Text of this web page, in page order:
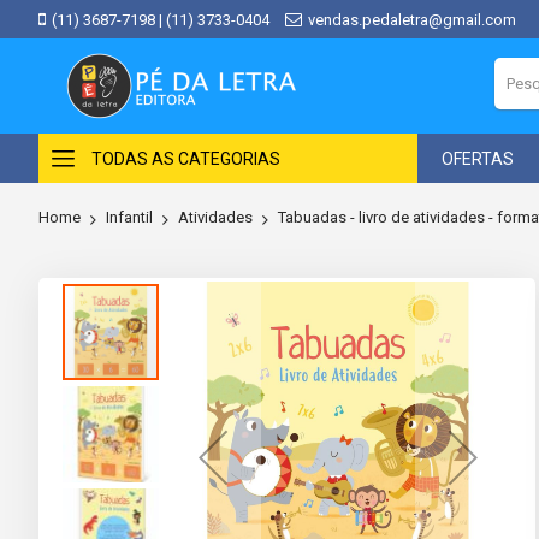
(11) 3687-7198 | (11) 3733-0404 vendas.pedaletra@gmail.com
TODAS AS CATEGORIAS OFERTAS
Home Infantil Atividades Tabuadas - livro de atividades -
Skip
the
end
the
images
gallery